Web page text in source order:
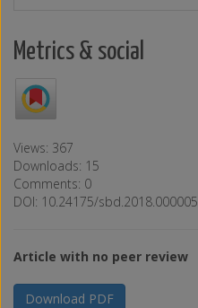
Metrics & social
Views: 367
Downloads: 15
Comments: 0
DOI: 10.24175/sbd.2018.000005
Article with no peer review
Download PDF